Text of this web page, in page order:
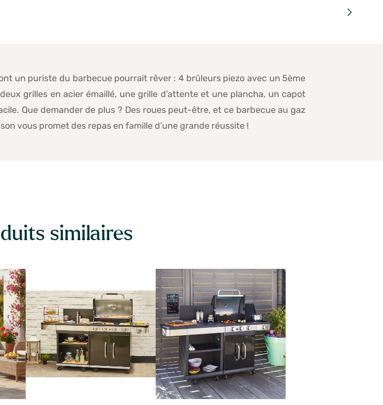
un puriste du barbecue pourrait rêver : 4 brûleurs piezo avec un 5ème
grilles en acier émaillé, une grille d’attente et une plancha, un capot
Que demander de plus ? Des roues peut-être, et ce barbecue au gaz
vous promet des repas en famille d’une grande réussite !
similaires